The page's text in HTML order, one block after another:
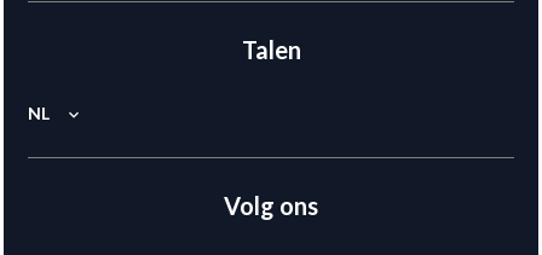
Talen
NL
Volg ons